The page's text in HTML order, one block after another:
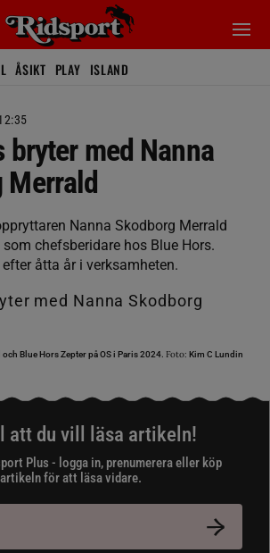
ÅSIKT PLAY ISLAND
bryter med Nanna
Merrald
Nanna Skodborg Merrald
chefsberidare hos Blue Hors.
åtta år i verksamheten.
Blue Hors Zepter på OS i Paris 2024. Foto: Kim C Lundin
att du vill läsa artikeln!
Plus - logga in, prenumerera eller köp
artikeln för att läsa vidare.